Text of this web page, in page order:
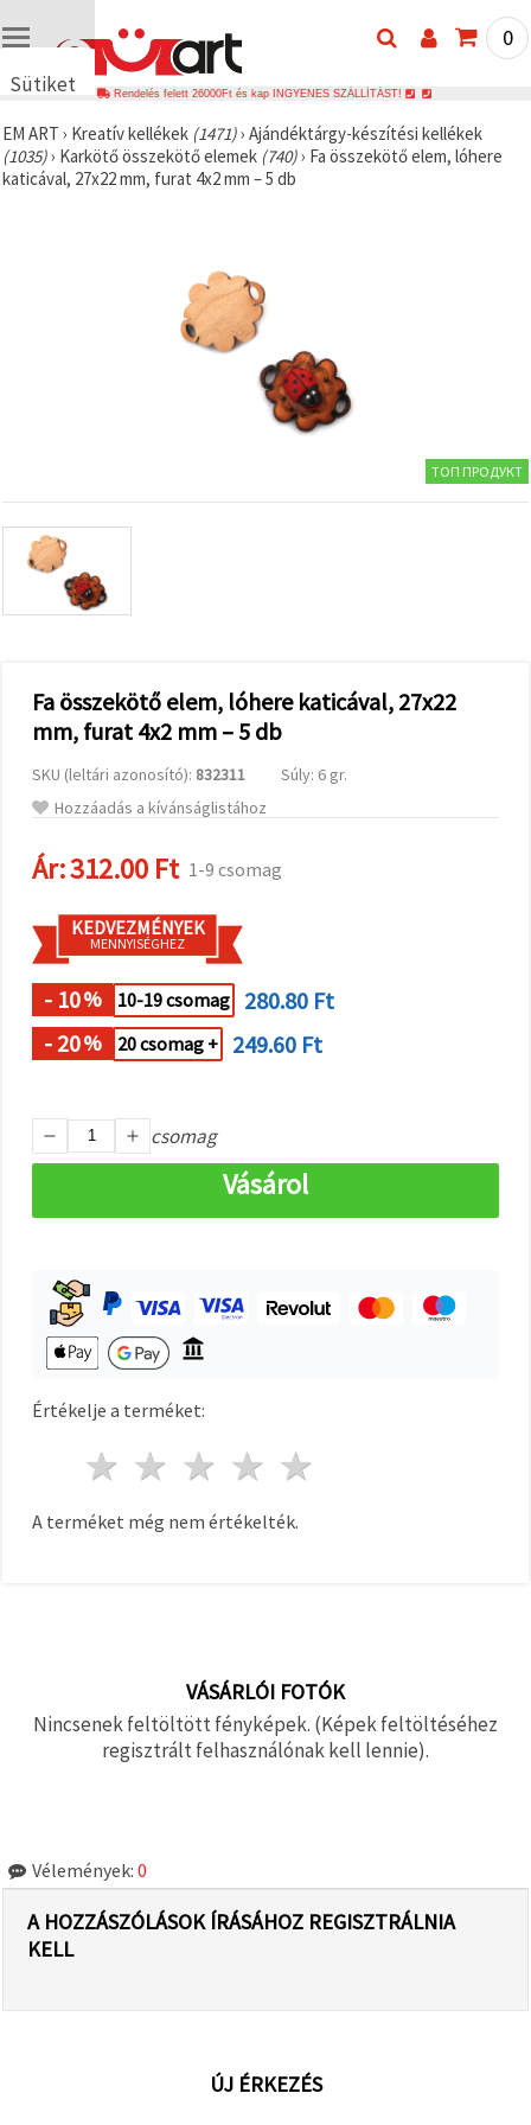
Sütiket
🍪 Cookie-
kat és
hasonló
a
valamint
relevánsabb
tartalmat
hirdetéseket
analitikai és
marketingpartnereink
segítségével
Az "Összes
elfogadása"
gombra
elfogadhatja
az összes
Beállításokban
megadhatja
preferenciáit
az adott
típusú sütik
kiválasztásával
"Mentés"
Fogadja
mindet
0
Rendelés felett 26000Ft és kap INGYENES SZÁLLÍTÁST!
EM ART › Kreatív kellékek (1471)› Ajándéktárgy-készítési kellékek
(1035)› Karkötő összekötő elemek (740)› Fa összekötő elem, lóhere
katicával, 27x22 mm, furat 4x2 mm – 5 db
ТОП ПРОДУКТ
Fa összekötő elem, lóhere katicával, 27x22
mm, furat 4x2 mm – 5 db
SKU (leltári azonosító): 832311
Súly: 6 gr.
Hozzáadás a kívánságlistához
Ár:312.00 Ft 1-9 csomag
KEDVEZMÉNYEK
MENNYISÉGHEZ
- 10% 10-19 csomag
280.80 Ft
- 20% 20 csomag + 249.60 Ft
csomag
Vásárol
Értékelje a terméket:
4 csillagok
3 csillagok
2 csillagok
1 csillag
A terméket még nem értékelték.
VÁSÁRLÓI FOTÓK
Nincsenek feltöltött fényképek. (Képek feltöltéséhez
regisztrált felhasználónak kell lennie).
Vélemények: 0
A HOZZÁSZÓLÁSOK ÍRÁSÁHOZ REGISZTRÁLNIA
KELL
ÚJ ÉRKEZÉS